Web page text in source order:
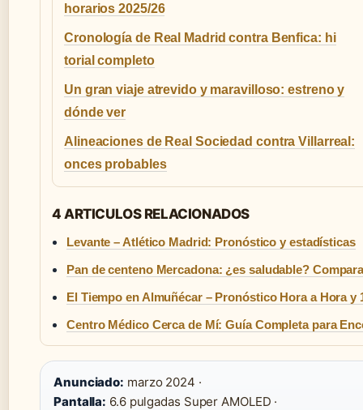
horarios 2025/26
Cronología de Real Madrid contra Benfica: hi
torial completo
Un gran viaje atrevido y maravilloso: estreno y
dónde ver
Alineaciones de Real Sociedad contra Villarreal:
onces probables
4 ARTICULOS RELACIONADOS
Levante – Atlético Madrid: Pronóstico y estadísticas
Pan de centeno Mercadona: ¿es saludable?
El Tiempo en Almuñécar – Pronóstico Hora a Hora y
Centro Médico Cerca de Mí: Guía Completa para
Anunciado: marzo 2024 ·
Pantalla: 6.6 pulgadas Super AMOLED ·